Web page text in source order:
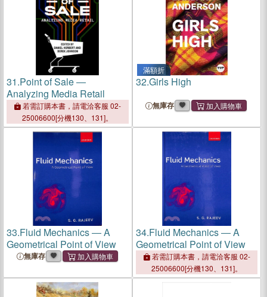
31.Point of Sale ―
Analyzing Media Retail
若需訂購本書，請電洽客服 02-
25006600[分機130、131]。
滿額折
32.Girls High
無庫存
33.Fluid Mechanics ― A
Geometrical Point of View
無庫存
34.Fluid Mechanics ― A
Geometrical Point of View
若需訂購本書，請電洽客服 02-
25006600[分機130、131]。